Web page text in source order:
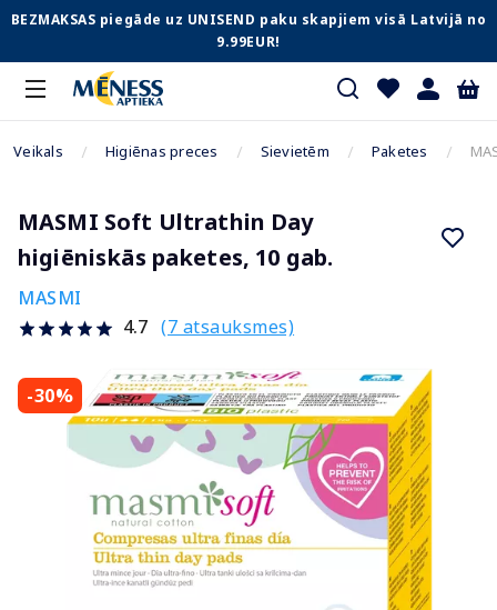
BEZMAKSAS piegāde uz UNISEND paku skapjiem visā Latvijā no
9.99EUR!
Veikals Higiēnas preces Sievietēm Paketes
MASMI Soft Ultrathin Day
higiēniskās paketes, 10 gab.
MASMI
4.7 (7 atsauksmes)
-30%